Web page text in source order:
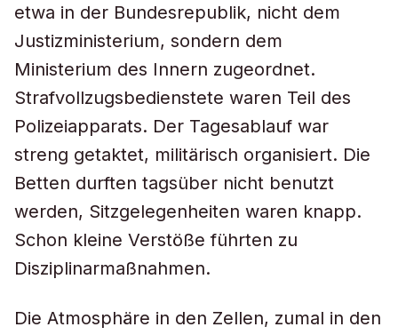
etwa in der Bundesrepublik, nicht dem
Justizministerium, sondern dem
Ministerium des Innern zugeordnet.
Strafvollzugsbedienstete waren Teil des
Polizeiapparats. Der Tagesablauf war
streng getaktet, militärisch organisiert. Die
Betten durften tagsüber nicht benutzt
werden, Sitzgelegenheiten waren knapp.
Schon kleine Verstöße führten zu
Disziplinarmaßnahmen.
Die Atmosphäre in den Zellen, zumal in den